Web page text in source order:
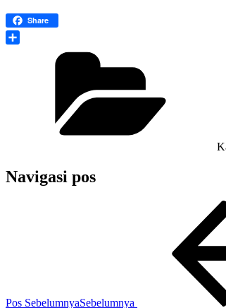
Share
Navigasi pos
Pos SebelumnyaSebelumnya